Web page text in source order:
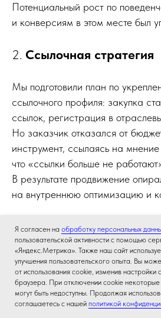
Потенциальный рост по
и конверсиям в этом месте был
2. Ссылочная стратегия
Мы подготовили план по
ссылочного профиля: закупка
ссылок, регистрация в
Но заказчик отказался от
инструмент, ссылаясь на мнение
что «ссылки больше не
В результате продвижение
на внутреннюю оптимизацию и
3.Согласования и
В первые месяцы у нас был
компании, что ускоряло
Но затем маркетолог прекратил
в проекте, и все коммуникации
Я согласен на обработку персональных
пользовательской активности с помощью
«Яндекс.Метрика». Также наш сайт
улучшения пользовательского опыта. Вы
от использования cookie, изменив настройки
браузера. При отключении cookie некоторые
могут быть недоступны. Продолжая
соглашаетесь с нашей политикой